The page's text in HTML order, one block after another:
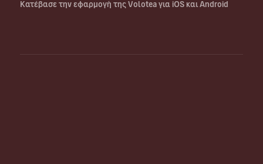
Κατέβασε την εφαρμογή της Volotea για iOS και Android